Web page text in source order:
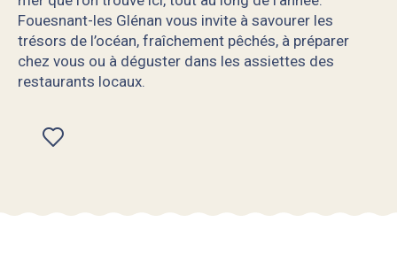
Fouesnant-les Glénan vous invite à savourer les
trésors de l’océan, fraîchement pêchés, à préparer
chez vous ou à déguster dans les assiettes des
restaurants locaux.
Ajouter aux favoris